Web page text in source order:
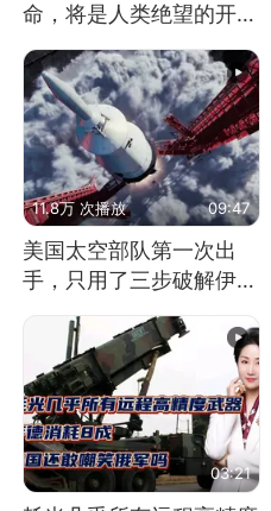
命，将是人类绝望的开
始？
11.8万 次播放 09:47
美国太空部队第一次出
手，只用了三步破解伊朗
03:21